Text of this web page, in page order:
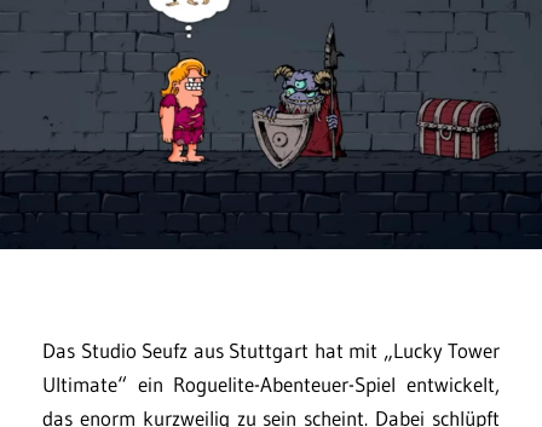
Das Studio Seufz aus Stuttgart hat mit „Lucky Tower
Ultimate“ ein Roguelite-Abenteuer-Spiel entwickelt,
das enorm kurzweilig zu sein scheint. Dabei schlüpft